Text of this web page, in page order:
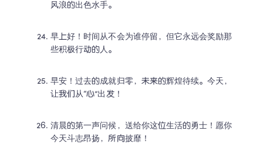
风浪的出色水手。
早上好！时间从不会为谁停留，但它永远会奖励那
些积极行动的人。
早安！过去的成就归零，未来的辉煌待续。今天，
让我们从“心”出发！
清晨的第一声问候，送给你这位生活的勇士！愿你
今天斗志昂扬，所向披靡！